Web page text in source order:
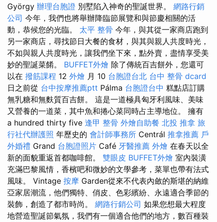
György 辦理台胞證 別墅陷入神奇的聖誕世界。 網路行銷
公司 今年，我們也將舉辦降臨節展覽和與節慶相關的活
動，恭候您的光臨。 太平 整骨 今年，與其從一家商店跑到
另一家商店，尋找節日大餐的食材，與其與親人共度時光，
不如與親人共度時光，讓我們坐下來，點外賣，盡情享受美
妙的聖誕菜餚。 BUFFET外燴 除了傳統百吉餅外，您還可
以在 撥筋課程 12 外燴 月 10 台胞證台北 台中 整骨 dcard
日之前從 台中按摩推薦ptt Pálma 台胞證台中 糕點店訂購
無乳糖和無麩質百吉餅。 這是一道極具匈牙利風味、美味
又營養的一道菜，其中魚和捲心菜同時占主導地位。 擁有
a hundred thirty five 逢甲 整骨 外燴自助餐 北投 推拿 旅
行社代辦護照 年歷史的 會計師事務所 Centrál 推拿推薦 戶
外婚禮 Grand 台胞證照片 Café 牙醫推薦 外燴 在春天以全
新的面貌重返首都咖啡館。 雙眼皮 BUFFET外燴 室內裝潢
充滿巴黎風情，香檳吧和微妙的文學參考，菜單也帶有法式
風味。 Vintage 按摩 Garden從來不代表內斂的斯堪的納維
亞家居潮流，他們獨特、俏皮、色彩繽紛、永遠適合季節的
裝飾，創造了都市時尚。 網路行銷公司 如果您想最大程度
地營造聖誕節氣氛，我們有一個適合他們的地方，數百種裝